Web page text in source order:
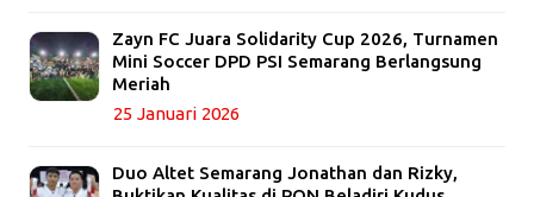
Zayn FC Juara Solidarity Cup 2026, Turnamen
Mini Soccer DPD PSI Semarang Berlangsung
Meriah
25 Januari 2026
Duo Altet Semarang Jonathan dan Rizky,